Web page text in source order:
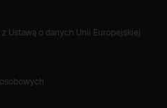
Ustawą o danych Unii Europejskiej